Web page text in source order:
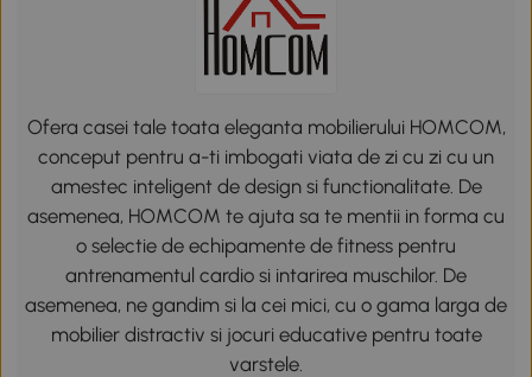
Ofera casei tale toata eleganta mobilierului HOMCOM,
conceput pentru a-ti imbogati viata de zi cu zi cu un
amestec inteligent de design si functionalitate. De
asemenea, HOMCOM te ajuta sa te mentii in forma cu
o selectie de echipamente de fitness pentru
antrenamentul cardio si intarirea muschilor. De
asemenea, ne gandim si la cei mici, cu o gama larga de
mobilier distractiv si jocuri educative pentru toate
varstele.